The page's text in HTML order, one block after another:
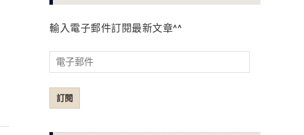
輸入電子郵件訂閱最新文章^^
電
子
郵
件
訂閱